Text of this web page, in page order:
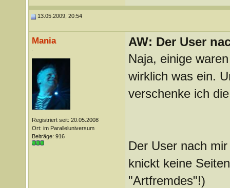
13.05.2009, 20:54
Mania
Registriert seit: 20.05.2008
Ort: im Paralleluniversum
Beiträge: 916
AW: Der User
Naja, einige
wirklich was ein.
verschenke ich
Der User nach
knickt keine
"Artfremdes"!)